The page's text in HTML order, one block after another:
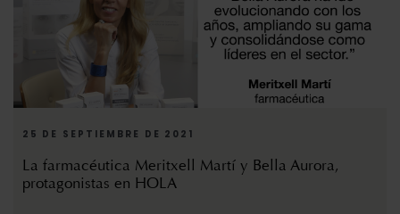
25 DE SEPTIEMBRE DE 2021
La farmacéutica Meritxell Martí y Bella Aurora,
protagonistas en HOLA